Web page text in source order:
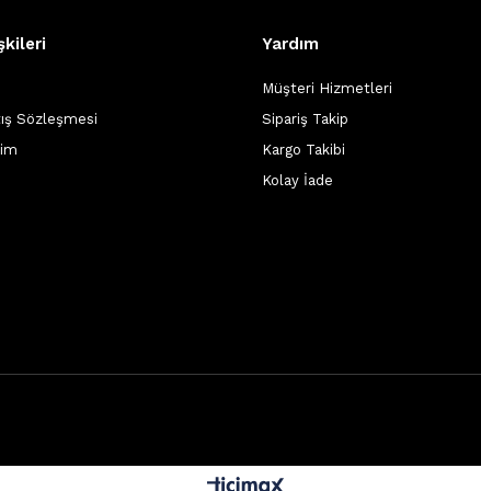
Sözleşmesi
Yardım
Müşteri Hizmetleri
Sipariş Takip
Kargo Takibi
Kolay İade